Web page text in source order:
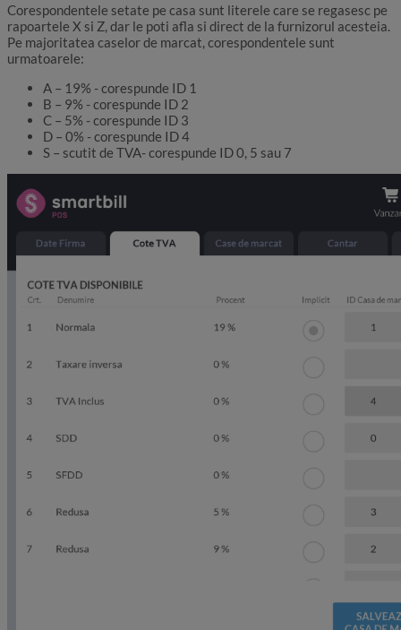
Corespondentele setate pe casa sunt literele care se regasesc pe
rapoartele X si Z, dar le poti afla si direct de la furnizorul acesteia.
Pe majoritatea caselor de marcat, corespondentele sunt
urmatoarele:
A – 19% - corespunde ID 1
B – 9% - corespunde ID 2
C – 5% - corespunde ID 3
D – 0% - corespunde ID 4
S – scutit de TVA- corespunde ID 0, 5 sau 7